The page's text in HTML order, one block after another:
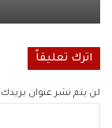
اترك تعليقاً
لن يتم نشر عنوان بريدك